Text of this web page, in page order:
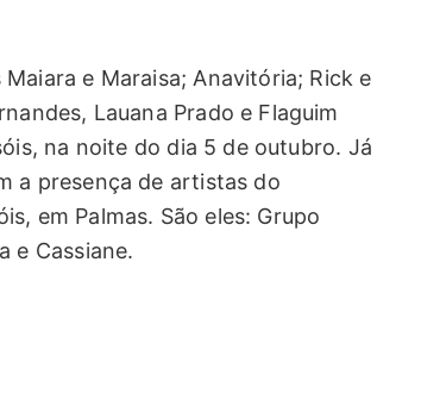
e Maraisa; Anavitória; Rick e
Lauana Prado e Flaguim
na noite do dia 5 de outubro. Já
a presença de artistas do
em Palmas. São eles: Grupo
e Cassiane.